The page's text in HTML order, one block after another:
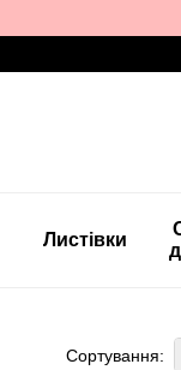
Листівки
Сортування: